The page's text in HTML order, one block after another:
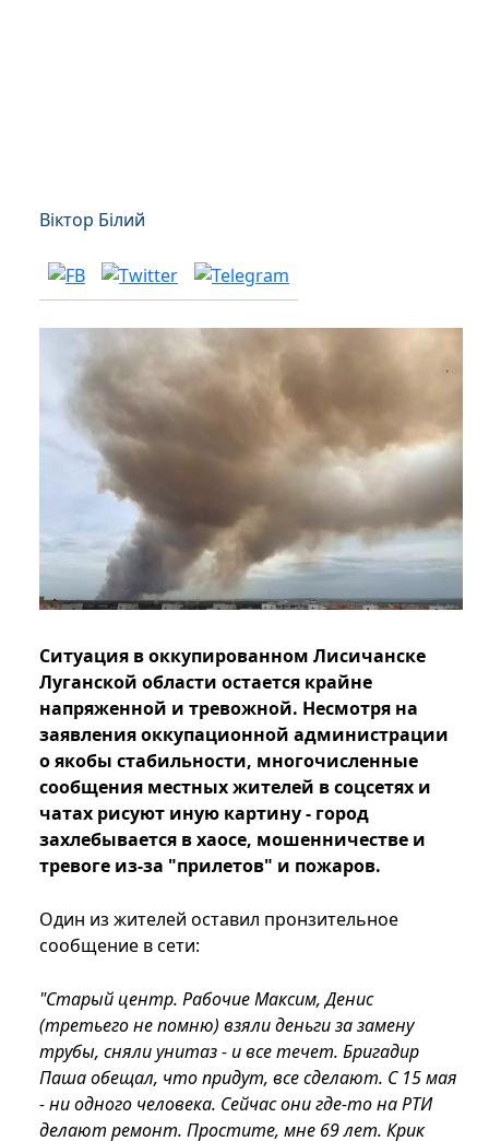
Віктор Білий
Ситуация в оккупированном Лисичанске
Луганской области остается крайне
напряженной и тревожной. Несмотря на
заявления оккупационной администрации
о якобы стабильности, многочисленные
сообщения местных жителей в соцсетях и
чатах рисуют иную картину - город
захлебывается в хаосе, мошенничестве и
тревоге из-за "прилетов" и пожаров.
Один из жителей оставил пронзительное
сообщение в сети:
"Старый центр. Рабочие Максим, Денис
(третьего не помню) взяли деньги за замену
трубы, сняли унитаз - и все течет. Бригадир
Паша обещал, что придут, все сделают. С 15 мая
- ни одного человека. Сейчас они где-то на РТИ
делают ремонт. Простите, мне 69 лет. Крик